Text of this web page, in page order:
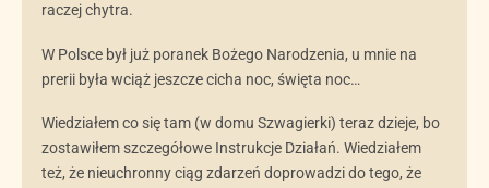
raczej chytra.
W Polsce był już poranek Bożego Narodzenia, u mnie na
prerii była wciąż jeszcze cicha noc, święta noc…
Wiedziałem co się tam (w domu Szwagierki) teraz dzieje, bo
zostawiłem szczegółowe Instrukcje Działań. Wiedziałem
też, że nieuchronny ciąg zdarzeń doprowadzi do tego, że